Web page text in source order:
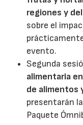
regiones y
sobre el
evento.
Segunda
alimentaria
de alimentos
presentarán
Paquete